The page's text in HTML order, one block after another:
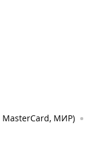
MasterCard, МИР)